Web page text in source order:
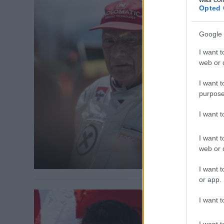
Opted
Google
I want
web or
I want
I want
I want
web or
I want
or app.
I want
A
búcsúznak
sem, aki a
legendával,
FORMA-1 /